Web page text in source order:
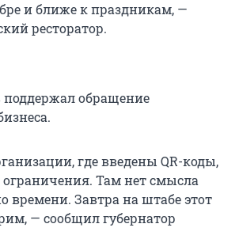
и ближе к праздникам, —
ресторатор.
поддержал обращение
где введены QR-коды,
Там нет смысла
времени. Завтра на штабе этот
— сообщил губернатор